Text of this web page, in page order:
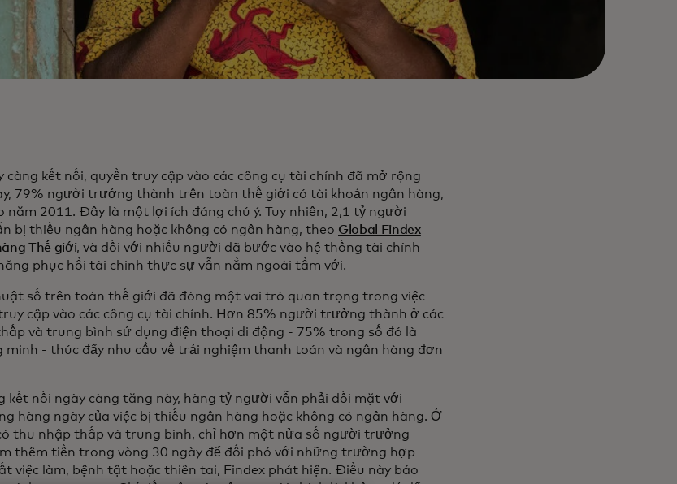
càng kết nối, quyền truy cập vào các công cụ tài chính đã mở rộng
79% người trưởng thành trên toàn thế giới có tài khoản ngân hàng,
năm 2011. Đây là một lợi ích đáng chú ý. Tuy nhiên, 2,1 tỷ người
bị thiếu ngân hàng hoặc không có ngân hàng, theo Global Findex
Thế giới, và đối với nhiều người đã bước vào hệ thống tài chính
phục hồi tài chính thực sự vẫn nằm ngoài tầm với.
số trên toàn thế giới đã đóng một vai trò quan trọng trong việc
cập vào các công cụ tài chính. Hơn 85% người trưởng thành ở các
và trung bình sử dụng điện thoại di động - 75% trong số đó là
minh - thúc đẩy nhu cầu về trải nghiệm thanh toán và ngân hàng đơn
kết nối ngày càng tăng này, hàng tỷ người vẫn phải đối mặt với
hàng ngày của việc bị thiếu ngân hàng hoặc không có ngân hàng. Ở
thu nhập thấp và trung bình, chỉ hơn một nửa số người trưởng
thêm tiền trong vòng 30 ngày để đối phó với những trường hợp
việc làm, bệnh tật hoặc thiên tai, Findex phát hiện. Điều này báo